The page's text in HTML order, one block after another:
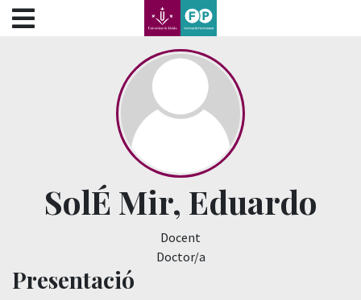
???label.access.jump.content???
???label.access.jump.header???
???label.access.jump.footer???
???label.access.jump.menu???
SolÉ Mir, Eduardo
Docent
Doctor/a
Presentació